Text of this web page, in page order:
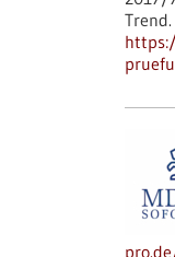
Trend.